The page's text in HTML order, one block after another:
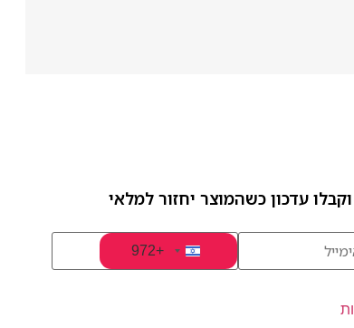
עדכון כשהמוצר יחזור למלאי
Israel +972
+972